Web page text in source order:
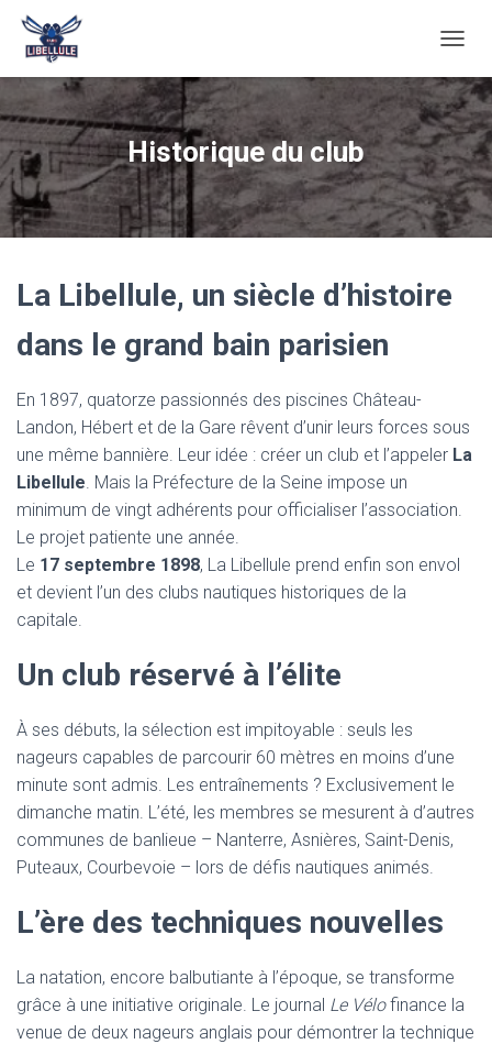
U
V
R
I
R
/
F
E
I
G
N
Historique du club
La Libellule, un siècle d’histoire
dans le grand bain parisien
En 1897, quatorze passionnés des piscines Château-
Landon, Hébert et de la Gare rêvent d’unir leurs forces sous
une même bannière. Leur idée : créer un club et l’appeler La
Libellule. Mais la Préfecture de la Seine impose un
minimum de vingt adhérents pour officialiser l’association.
Le projet patiente une année.
Le 17 septembre 1898, La Libellule prend enfin son envol
et devient l’un des clubs nautiques historiques de la
capitale.
Un club réservé à l’élite
À ses débuts, la sélection est impitoyable : seuls les
nageurs capables de parcourir 60 mètres en moins d’une
minute sont admis. Les entraînements ? Exclusivement le
dimanche matin. L’été, les membres se mesurent à d’autres
communes de banlieue – Nanterre, Asnières, Saint-Denis,
Puteaux, Courbevoie – lors de défis nautiques animés.
L’ère des techniques nouvelles
La natation, encore balbutiante à l’époque, se transforme
grâce à une initiative originale. Le journal Le Vélofinance la
venue de deux nageurs anglais pour démontrer la technique